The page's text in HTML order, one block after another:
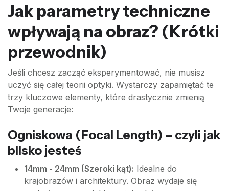
Jak parametry techniczne
wpływają na obraz? (Krótki
przewodnik)
Jeśli chcesz zacząć eksperymentować, nie musisz
uczyć się całej teorii optyki. Wystarczy zapamiętać te
trzy kluczowe elementy, które drastycznie zmienią
Twoje generacje:
Ogniskowa (Focal Length) – czyli jak
blisko jesteś
14mm - 24mm (Szeroki kąt): Idealne do
krajobrazów i architektury. Obraz wydaje się